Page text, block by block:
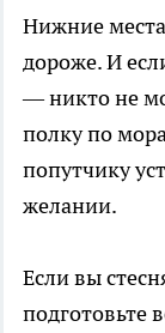
Нижние
дороже. И
— никто не
полку по
попутчику
желании.
Если вы
подготовьте